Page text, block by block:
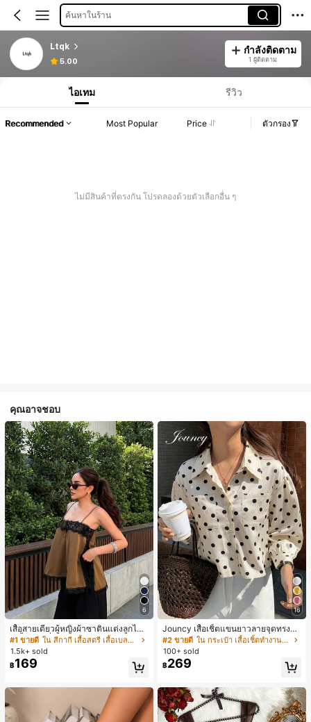
ค้นหาในร้าน
Ltqk
5.00
กำลังติดตาม
1 ผู้ติดตาม
ไอเทม รีวิว
Recommended Most Popular Price ตัวกรอง
ไม่มีสินค้าที่ตรงกัน โปรดลองด้วยตัวเลือกอื่น ๆ
คุณอาจชอบ
6
เสื้อสายเดี่ยวผู้หญิงผ้าซาตินแต่งลูกไม้
- เสื้อสายเดี่ยวฤดูร้อนสีคากีมีรอยผ่าด้า
นข้างที่น่าดึงดูดแบบสบายๆ
#1 ขายดี
ใน สีกากี เสื้อสตรี เสื้อเบลาส์ & Tee
1.5k+ sold
฿169
16
Jouncy เสื้อเชิ้ตแขนยาวลายจุดทรงหล
วมสำหรับผู้หญิง
#2 ขายดี
ใน กระเป๋า เสื้อเชิ้ตทำงานมีกระเป๋า
100+ sold
฿269